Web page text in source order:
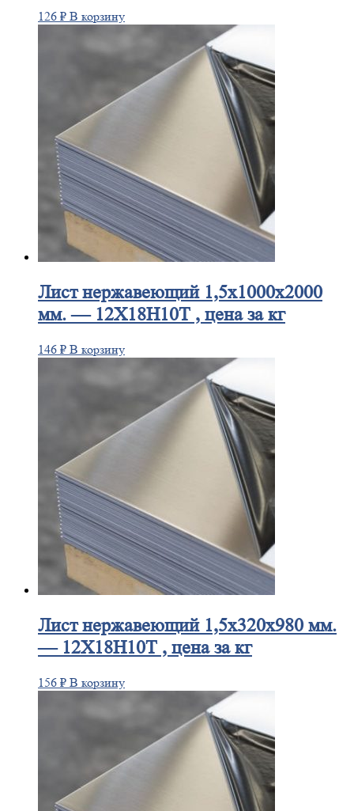
126 ₽ В корзину
Листнержавеющий 1,5x1000x2000
мм. — 12Х18Н10Т , цена за кг
146 ₽ В корзину
Листнержавеющий 1,5x320x980 мм.
— 12Х18Н10Т , цена за кг
156 ₽ В корзину